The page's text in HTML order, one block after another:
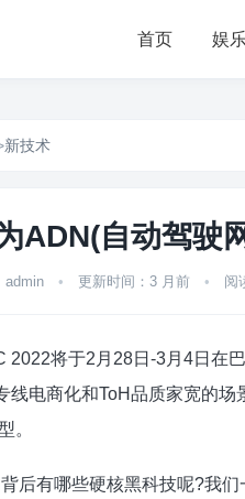
首页 娱
新技术
ADN(自动驾驶
admin • 更新时间：3 月前 • 阅
2022将于2月28日-3月4日在
线电商化和ToH品质家宽的
。
后有哪些硬核黑科技呢?我们